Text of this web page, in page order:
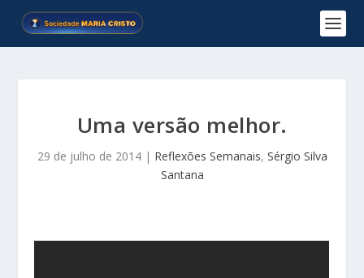
Uma versão melhor.
29 de julho de 2014| Reflexões Semanais, Sérgio Silva
Santana